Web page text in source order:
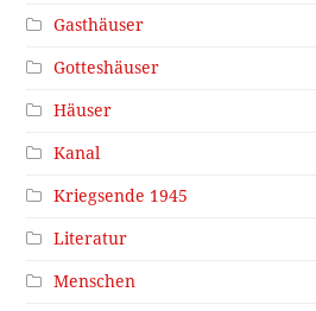
Gasthäuser
Gotteshäuser
Häuser
Kanal
Kriegsende 1945
Literatur
Menschen